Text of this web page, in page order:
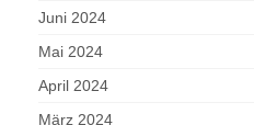
Juni 2024
Mai 2024
April 2024
März 2024